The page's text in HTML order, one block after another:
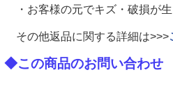
・お客様の元でキズ・破損が
その他返品に関する詳細は>>>
◆この商品のお問い合わせ